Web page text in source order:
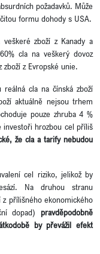
požadavků. Může
formu dohody s USA.
zboží z Kanady a
cla na veškerý dovoz
z Evropské unie.
cla na čínská zboží
aktuálně nejsou trhem
pouze zhruba 4 %
investoři hrozbou cel příliš
že cla a tarify nebudou
cel riziko, jelikož by
Na druhou stranu
přílišného ekonomického
dopad) pravděpodobně
by převážil efekt